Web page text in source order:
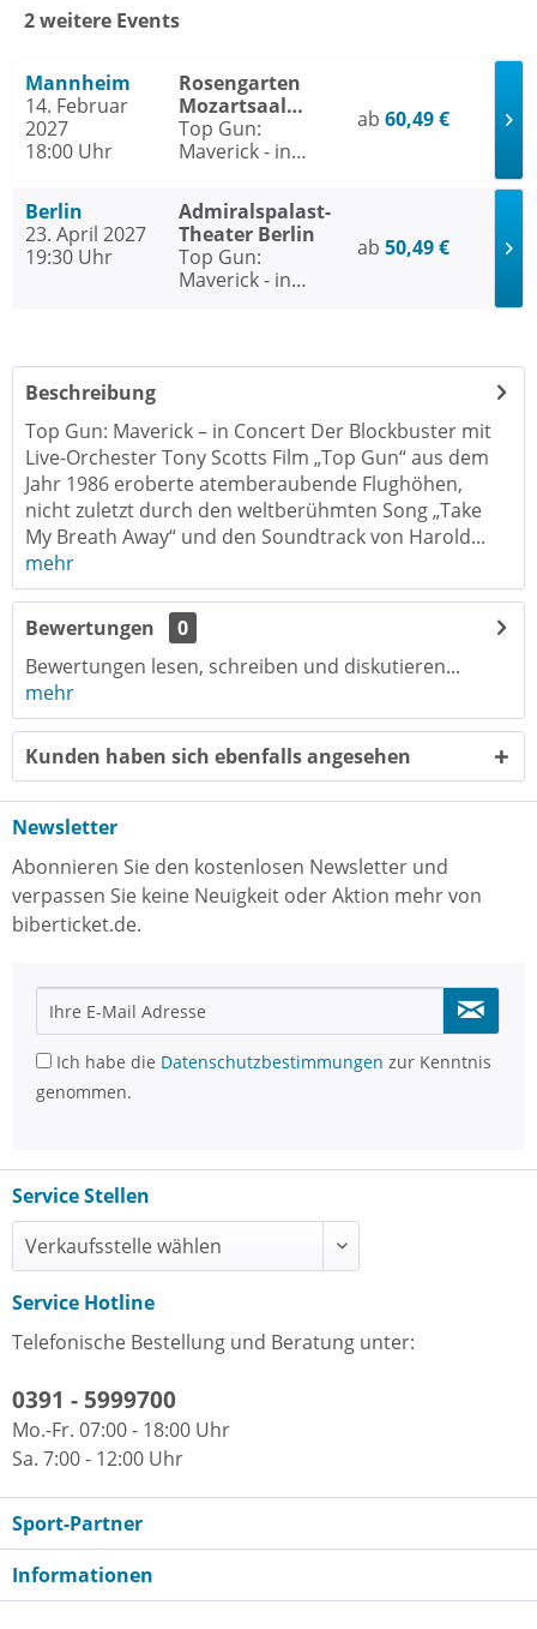
2 weitere Events
Mannheim
14. Februar
2027
18:00 Uhr
Rosengarten
Mozartsaal
Mannheim
Top Gun:
Maverick - in
ab 60,49 €
Berlin
23. April 2027
19:30 Uhr
Admiralspalast-
Theater Berlin
Top Gun:
Maverick - in
ab 50,49 €
Beschreibung
Top Gun: Maverick – in Concert Der Blockbuster mit
Live-Orchester Tony Scotts Film „Top Gun“ aus dem
Jahr 1986 eroberte atemberaubende Flughöhen,
nicht zuletzt durch den weltberühmten Song „Take
My Breath Away“ und den Soundtrack von Harold...
mehr
Bewertungen
0
Bewertungen lesen, schreiben und diskutieren...
mehr
Kunden haben sich ebenfalls angesehen
Newsletter
Abonnieren Sie den kostenlosen Newsletter und
verpassen Sie keine Neuigkeit oder Aktion mehr von
biberticket.de.
Ich habe die Datenschutzbestimmungen zur Kenntnis
genommen.
Service Stellen
Service Hotline
Telefonische Bestellung und Beratung unter:
0391 - 5999700
Mo.-Fr. 07:00 - 18:00 Uhr
Sa. 7:00 - 12:00 Uhr
Sport-Partner
Informationen